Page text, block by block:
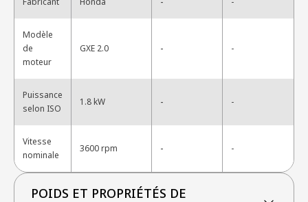
Modèle
de
moteur
GXE 2.0 - -
Puissance
selon ISO
1.8 kW - -
Vitesse
nominale
3600 rpm - -
POIDS ET PROPRIÉTÉS DE